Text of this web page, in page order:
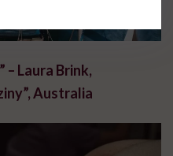
– Laura Brink,
Australia